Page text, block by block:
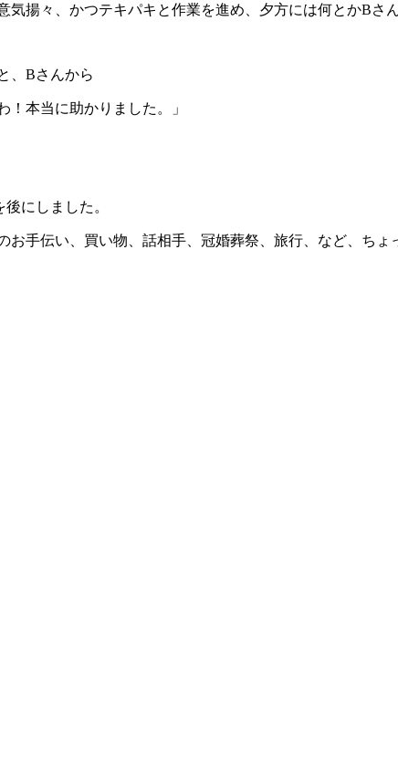
揚々、かつテキパキと作業を進め、夕方には何とかBさ
、Bさんから
！本当に助かりました。」
にしました。
手伝い、買い物、話相手、冠婚葬祭、旅行、など、ち